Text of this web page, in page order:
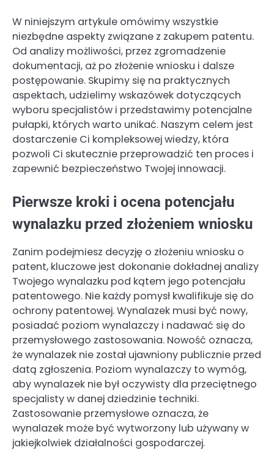
W niniejszym artykule omówimy wszystkie
niezbędne aspekty związane z zakupem patentu.
Od analizy możliwości, przez zgromadzenie
dokumentacji, aż po złożenie wniosku i dalsze
postępowanie. Skupimy się na praktycznych
aspektach, udzielimy wskazówek dotyczących
wyboru specjalistów i przedstawimy potencjalne
pułapki, których warto unikać. Naszym celem jest
dostarczenie Ci kompleksowej wiedzy, która
pozwoli Ci skutecznie przeprowadzić ten proces i
zapewnić bezpieczeństwo Twojej innowacji.
Pierwsze kroki i ocena potencjału
wynalazku przed złożeniem wniosku
Zanim podejmiesz decyzję o złożeniu wniosku o
patent, kluczowe jest dokonanie dokładnej analizy
Twojego wynalazku pod kątem jego potencjału
patentowego. Nie każdy pomysł kwalifikuje się do
ochrony patentowej. Wynalazek musi być nowy,
posiadać poziom wynalazczy i nadawać się do
przemysłowego zastosowania. Nowość oznacza,
że wynalazek nie został ujawniony publicznie przed
datą zgłoszenia. Poziom wynalazczy to wymóg,
aby wynalazek nie był oczywisty dla przeciętnego
specjalisty w danej dziedzinie techniki.
Zastosowanie przemysłowe oznacza, że
wynalazek może być wytworzony lub używany w
jakiejkolwiek działalności gospodarczej.